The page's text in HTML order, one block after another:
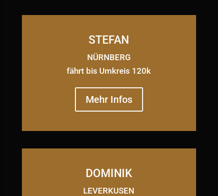
STEFAN
NÜRNBERG
fährt bis Umkreis 120k
Mehr Infos
DOMINIK
LEVERKUSEN